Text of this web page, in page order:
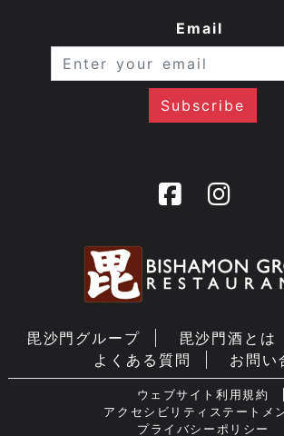
Email
毘沙門グループ 毘沙門酒とは
よくある質問
お問い
ウェブサイト利用規約
アクセシビリティステートメ
プライバシーポリシー